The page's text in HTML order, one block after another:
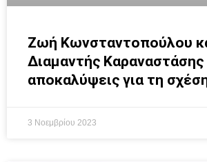
Ζωή Κωνσταντοπούλου
Διαμαντής Καραναστάσης
αποκαλύψεις για τη
3 Νοεμβρίου 2023